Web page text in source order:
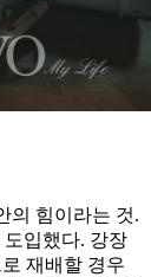
의 힘이라는 것.
입했다. 강장
재배할 경우